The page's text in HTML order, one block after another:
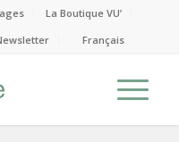
La Boutique VU’
Français